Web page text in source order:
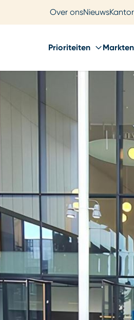
Over onsNieuws
Prioriteiten Markten